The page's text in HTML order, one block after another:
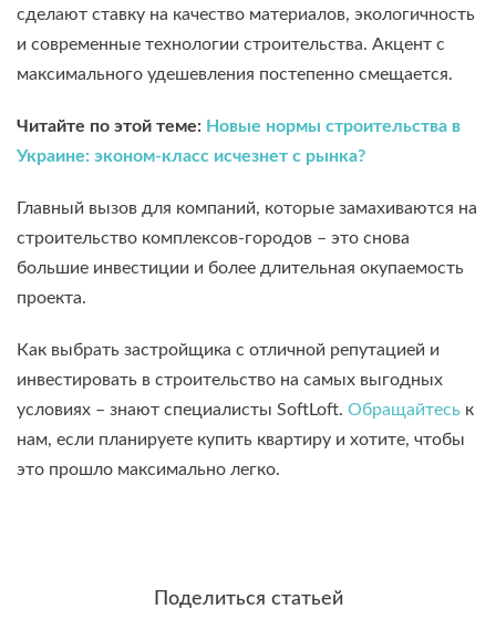
сделают ставку на качество материалов, экологичность
и современные технологии строительства. Акцент с
максимального удешевления постепенно смещается.
Читайте по этой теме: Новые нормы строительства в
Украине: эконом-класс исчезнет с рынка?
Главный вызов для компаний, которые замахиваются на
строительство комплексов-городов – это снова
большие инвестиции и более длительная окупаемость
проекта.
Как выбрать застройщика с отличной репутацией и
инвестировать в строительство на самых выгодных
условиях – знают специалисты SoftLoft. Обращайтесь к
нам, если планируете купить квартиру и хотите, чтобы
это прошло максимально легко.
Поделиться статьей